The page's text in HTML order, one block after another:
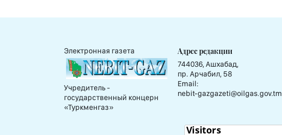
Электронная газета
Учредитель -
государственный концерн
«Туркменгаз»
Адрес редакции
744036, Ашхабад,
пр. Арчабил, 58
Email:
nebit-gazgazeti@oilgas.gov.tm